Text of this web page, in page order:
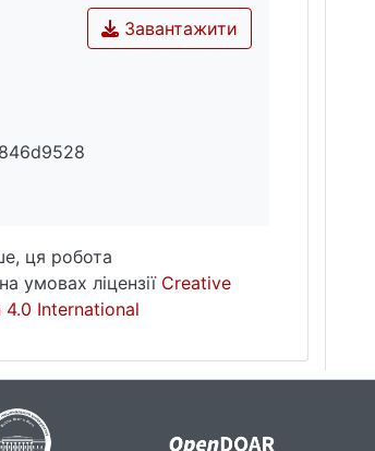
Завантажити
ця робота
умовах ліцензії Creative
International